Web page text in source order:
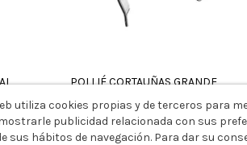
POLLIÉ CORTAUÑAS GRANDE
1,39 €
Añadir al carrito
utiliza cookies propias y de terceros para
publicidad relacionada con sus
sus hábitos de navegación. Para dar su